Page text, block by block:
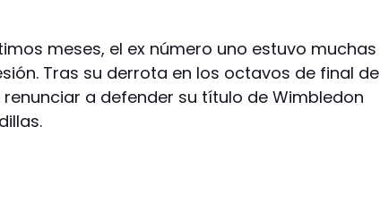
meses, el ex número uno estuvo muchas
Tras su derrota en los octavos de final de
a defender su título de Wimbledon